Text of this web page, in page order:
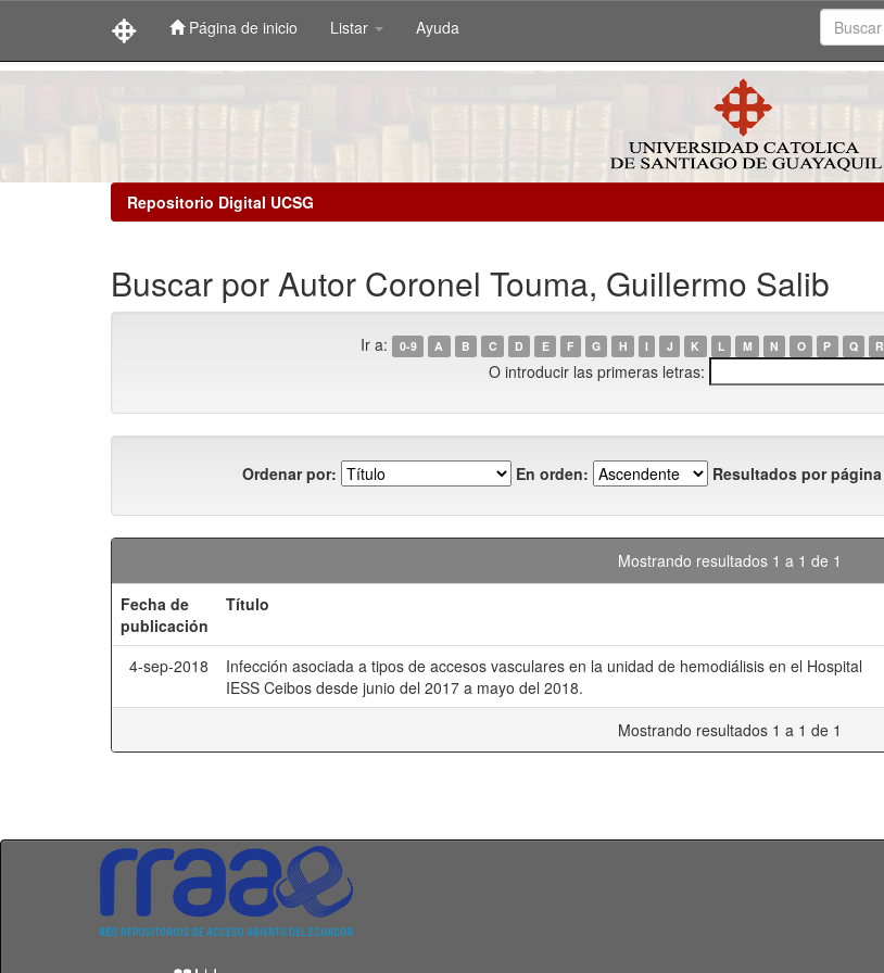
Página de inicio Listar Ayuda
Repositorio Digital UCSG
Buscar por Autor Coronel Touma, Guillermo Salib
Ir a: 0-9 A B C D E F G H I J K L M N O P Q R
O introducir las primeras letras:
Ordenar por: En orden: Resultados por página
Mostrando resultados 1 a 1 de 1
Fecha de
publicación
Título
4-sep-2018
Infección asociada a tipos de accesos vasculares en la unidad de hemodiálisis en el Hospital
IESS Ceibos desde junio del 2017 a mayo del 2018.
Mostrando resultados 1 a 1 de 1